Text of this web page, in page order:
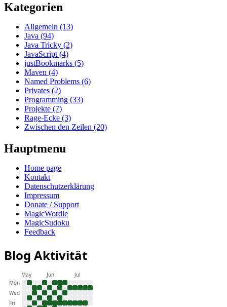
Kategorien
Allgemein (13)
Java (94)
Java Tricky (2)
JavaScript (4)
justBookmarks (5)
Maven (4)
Named Problems (6)
Privates (2)
Programming (33)
Projekte (7)
Rage-Ecke (3)
Zwischen den Zeilen (20)
Hauptmenu
Home page
Kontakt
Datenschutzerklärung
Impressum
Donate / Support
MagicWordle
MagicSudoku
Feedback
Blog Aktivität
May Jun
Jul
Mon
Wed
Fri